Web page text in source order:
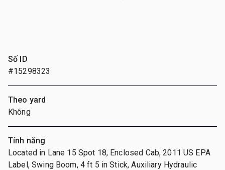
Số ID
#15298323
Theo yard
Không
Tính năng
Located in Lane 15 Spot 18, Enclosed Cab, 2011 US EPA
Label, Swing Boom, 4 ft 5 in Stick, Auxiliary Hydraulic